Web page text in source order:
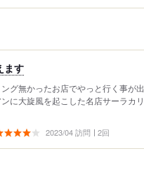
ます
グ無かったお店でやっと行く事が
に大旋風を起こした名店サーラカ
2023/04 訪問 2回